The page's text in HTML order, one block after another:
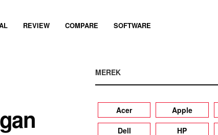
REVIEW COMPARE SOFTWARE
MEREK
Acer Apple
Dell
HP